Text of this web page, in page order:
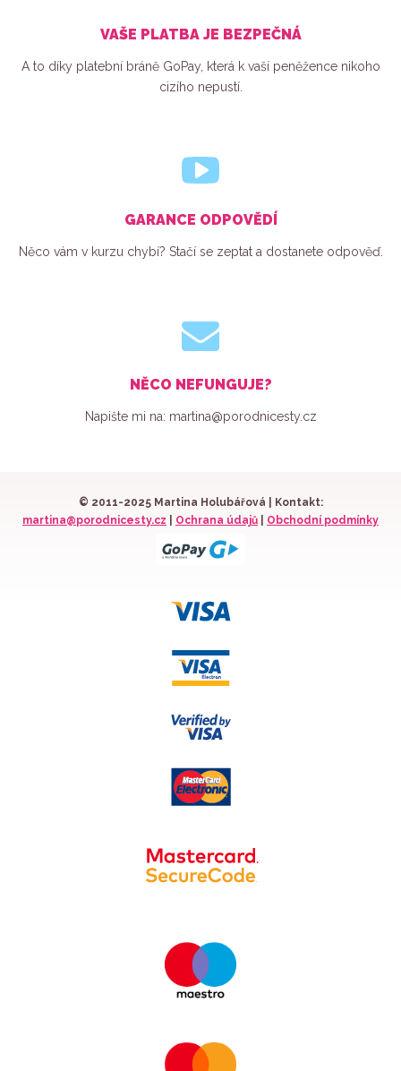
VAŠE PLATBA JE BEZPEČNÁ
A to díky platební bráně GoPay, která k vaší peněžence nikoho
cizího nepustí.
GARANCE ODPOVĚDÍ
Něco vám v kurzu chybí? Stačí se zeptat a dostanete odpověď.
NĚCO NEFUNGUJE?
Napište mi na: martina@porodnicesty.cz
© 2011-2025 Martina Holubářová | Kontakt:
martina@porodnicesty.cz
Ochrana údajů Obchodní podmínky